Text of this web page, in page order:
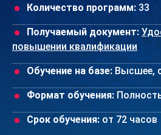
Количество программ: 33
Получаемый документ:
повышении квалификации
Обучение на базе: Высшее,
Формат обучения:
Срок обучения: от 72 часов